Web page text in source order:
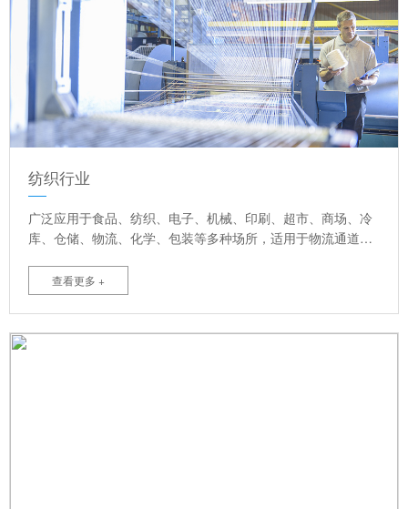
纺织行业
广泛应用于食品、纺织、电子、机械、印刷、超市、商场、冷
库、仓储、物流、化学、包装等多种场所，适用于物流通道，
足物流及洁净场所，并且节省能源，提高空调效果，高速自动
关闭，提高作用效率，创造理想舒适的作业环境等优点。
查看更多 +